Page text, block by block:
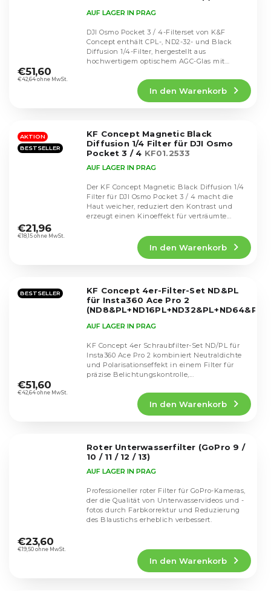
durchschnittliche
Produktbewertung
Sternen.
AUF LAGER IN PRAG
€42,64 ohne MwSt.
€51,60
In den Warenkorb
DJI Osmo Pocket 3 / 4-Filterset von K&F
Concept enthält CPL-, ND2-32- und Black
Diffusion 1/4-Filter, hergestellt aus
hochwertigem optischem AGC-Glas mit
AKTION
BESTSELLER
KF Concept Magnetic Black
Diffusion 1/4 Filter für DJI Osmo
Pocket 3 / 4 KF01.2533
durchschnittliche
Produktbewertung
Sternen.
AUF LAGER IN PRAG
€18,15 ohne MwSt.
€21,96
In den Warenkorb
Der KF Concept Magnetic Black Diffusion 1/4
Filter für DJI Osmo Pocket 3 / 4 macht die
Haut weicher, reduziert den Kontrast und
erzeugt einen Kinoeffekt für verträumte...
BESTSELLER
KF Concept 4er-Filter-Set ND&PL
für Insta360 Ace Pro 2
(ND8&PL+ND16PL+ND32&PL+ND64&PL)
durchschnittliche
Produktbewertung
AUF LAGER IN PRAG
€42,64 ohne MwSt.
€51,60
In den Warenkorb
KF Concept 4er Schraubfilter-Set ND/PL für
Insta360 Ace Pro 2 kombiniert Neutraldichte
und Polarisationseffekt in einem Filter für
präzise Belichtungskontrolle,...
Roter Unterwasserfilter (GoPro 9 /
10 / 11 / 12 / 13)
durchschnittliche
Produktbewertung
AUF LAGER IN PRAG
€19,50 ohne MwSt.
€23,60
In den Warenkorb
Professioneller roter Filter für GoPro-Kameras,
der die Qualität von Unterwasservideos und -
fotos durch Farbkorrektur und Reduzierung
des Blaustichs erheblich verbessert.